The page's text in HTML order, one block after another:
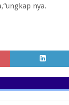
nya.